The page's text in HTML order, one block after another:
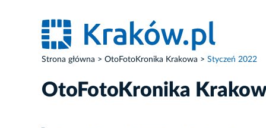
Strona główna OtoFotoKronika Krakowa Styczeń 2022
OtoFotoKronika